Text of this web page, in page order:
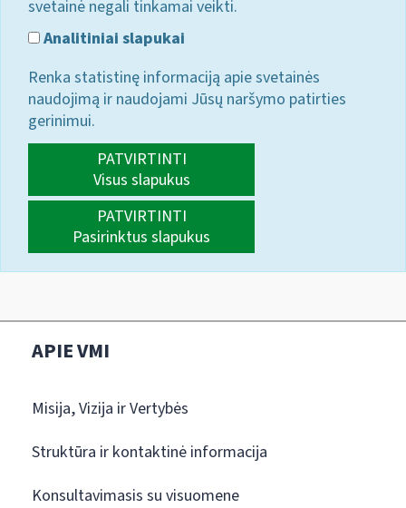
svetainė negali tinkamai veikti.
Analitiniai slapukai
Renka statistinę informaciją apie svetainės
naudojimą ir naudojami Jūsų naršymo patirties
gerinimui.
PATVIRTINTI
Visus slapukus
PATVIRTINTI
Pasirinktus slapukus
APIE VMI
Misija, Vizija ir Vertybės
Struktūra ir kontaktinė informacija
Konsultavimasis su visuomene